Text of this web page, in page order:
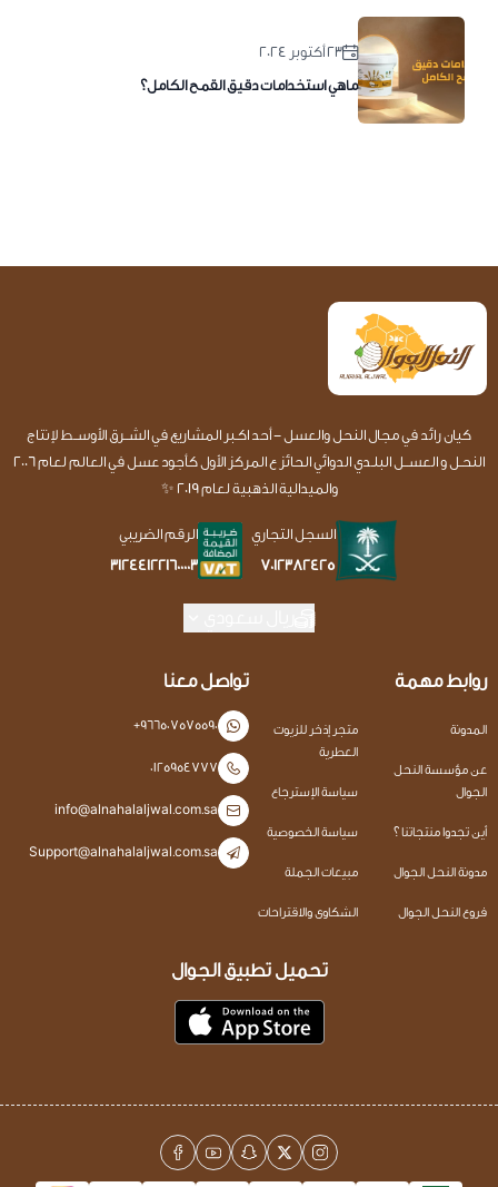
٢٣ أكتوبر ٢٠٢٤
ماهي استخدامات دقيق القمح الكامل؟
كيان رائد في مجال النحل والعسل - أحد اكـبر المشاريع في الشــرق الأوســط لإنتاج
النحـل و العســل البلـدي الدوائي الحائز ع المركز الأول كأجود عسل في العالم لعام 2006
والميدالية الذهبية لعام 2019 ✨
السجل التجاري
7012382425
الرقم الضريبي
312441221600003
روابط مهمة
المدونة
عن مؤسسة النحل
الجوال
أين تجدوا منتجاتنا ؟
مدونة النحل الجوال
فروع النحل الجوال
متجر إذخر للزيوت
العطرية
سياسة الإسترجاع
سياسة الخصوصية
مبيعات الجملة
الشكاوى والاقتراحات
تواصل معنا
+966507575590
0125954777
info@alnahalaljwal.com.sa
Support@alnahalaljwal.com.sa
تحميل تطبيق الجوال